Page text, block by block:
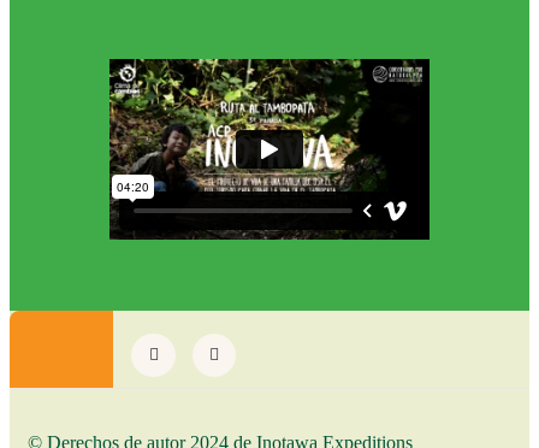
© Derechos de autor 2024 de Inotawa Expeditions